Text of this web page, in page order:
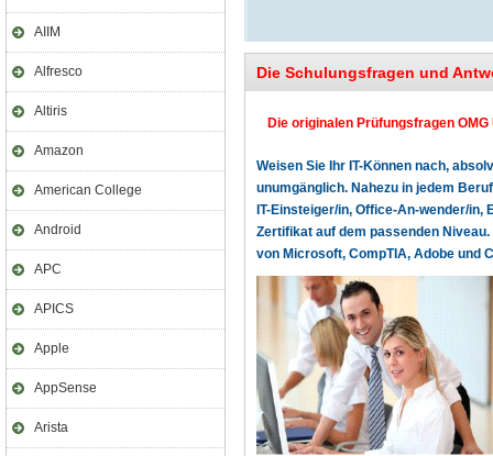
AIIM
Alfresco
Altiris
Amazon
American College
Android
APC
APICS
Apple
AppSense
Arista
Die Schulungsfragen und
Die originalen Prüfungsfragen
Weisen Sie Ihr IT-Können nach,
unumgänglich. Nahezu in jedem
IT-Einsteiger/in, Office-An-wender/
Zertifikat auf dem passenden
von Microsoft, CompTIA, Adobe und